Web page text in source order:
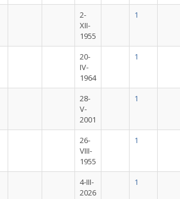
2-
XII-
1955
1
20-
IV-
1964
1
28-
V-
2001
1
26-
VIII-
1955
1
4-III-
2026
1